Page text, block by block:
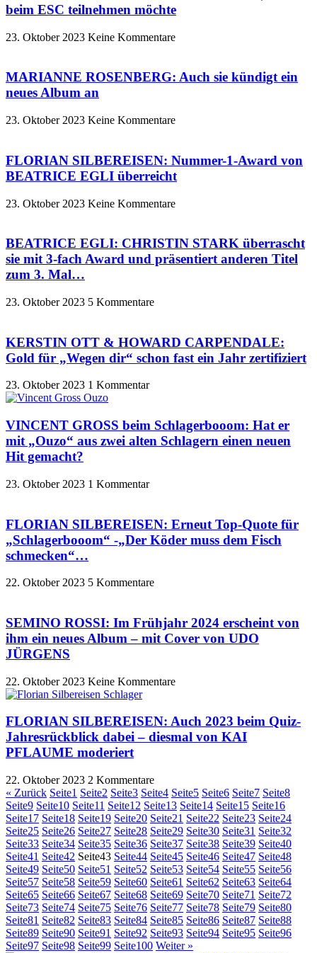
beim ESC teilnehmen möchte
23. Oktober 2023 Keine Kommentare
MARIANNE ROSENBERG: Auch sie kündigt ein
neues Album an
23. Oktober 2023 Keine Kommentare
FLORIAN SILBEREISEN: Nummer-1-Award von
BEATRICE EGLI überreicht
23. Oktober 2023 Keine Kommentare
BEATRICE EGLI: CHRISTIN STARK überrascht
sie mit 3-fach Award und präsentiert anderen Titel
zum 3. Mal…
23. Oktober 2023 5 Kommentare
KERSTIN OTT & HOWARD CARPENDALE:
Gold für „Wegen dir“ schon fast ein Jahr zertifiziert
23. Oktober 2023 1 Kommentar
VINCENT GROSS beim Schlagerbooom: Hat er
mit „Ouzo“ aus zwei alten Schlagern einen neuen
Hit gemacht?
23. Oktober 2023 1 Kommentar
FLORIAN SILBEREISEN: Erneut Top-Quote für
„Schlagerbooom“ -„Der Köder muss dem Fisch
schmecken“…
22. Oktober 2023 5 Kommentare
SEMINO ROSSI: Im Frühjahr 2024 erscheint von
ihm ein neues Album – mit Cover von UDO
JÜRGENS
22. Oktober 2023 Keine Kommentare
FLORIAN SILBEREISEN: Auch 2023 beim Quiz-
Jahresrückblick dabei – diesmal von KAI
PFLAUME moderiert
22. Oktober 2023 2 Kommentare
« Zurück Seite1 Seite2 Seite3 Seite4 Seite5 Seite6 Seite7 Seite8
Seite9 Seite10 Seite11 Seite12 Seite13 Seite14 Seite15 Seite16
Seite17 Seite18 Seite19 Seite20 Seite21 Seite22 Seite23 Seite24
Seite25 Seite26 Seite27 Seite28 Seite29 Seite30 Seite31 Seite32
Seite33 Seite34 Seite35 Seite36 Seite37 Seite38 Seite39 Seite40
Seite41 Seite42 Seite43 Seite44 Seite45 Seite46 Seite47 Seite48
Seite49 Seite50 Seite51 Seite52 Seite53 Seite54 Seite55 Seite56
Seite57 Seite58 Seite59 Seite60 Seite61 Seite62 Seite63 Seite64
Seite65 Seite66 Seite67 Seite68 Seite69 Seite70 Seite71 Seite72
Seite73 Seite74 Seite75 Seite76 Seite77 Seite78 Seite79 Seite80
Seite81 Seite82 Seite83 Seite84 Seite85 Seite86 Seite87 Seite88
Seite89 Seite90 Seite91 Seite92 Seite93 Seite94 Seite95 Seite96
Seite97 Seite98 Seite99 Seite100 Weiter »